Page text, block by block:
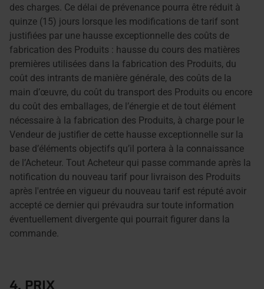
des charges. Ce délai de prévenance pourra être réduit à
quinze (15) jours lorsque les modifications de tarif sont
justifiées par une hausse exceptionnelle des coûts de
fabrication des Produits : hausse du cours des matières
premières utilisées dans la fabrication des Produits, du
coût des intrants de manière générale, des coûts de la
main d’œuvre, du coût du transport des Produits ou encore
du coût des emballages, de l’énergie et de tout élément
nécessaire à la fabrication des Produits, à charge pour le
Vendeur de justifier de cette hausse exceptionnelle sur la
base d’éléments objectifs qu’il portera à la connaissance
de l’Acheteur. Tout Acheteur qui passe commande après la
notification du nouveau tarif pour livraison des Produits
après l'entrée en vigueur du nouveau tarif est réputé avoir
accepté ce dernier qui prévaudra sur toute information
éventuellement divergente qui pourrait figurer dans la
commande.